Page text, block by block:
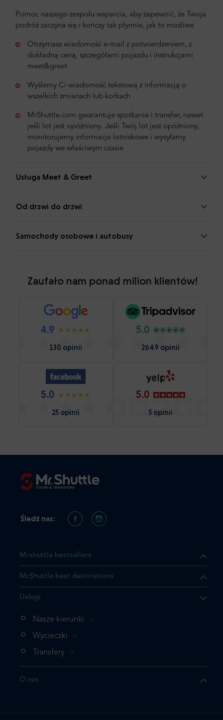
Pomoc naszego zespołu wsparcia, aby zapewnić, że Twoja
podróż zaczyna się i kończy tak płynnie, jak to możliwe
Otrzymasz wiadomość e-mail z potwierdzeniem, z
dokładną ceną, szczegółami pojazdu i instrukcjami
meet&greet
Wyślemy Ci wiadomość tekstową z informacją o
wszelkich zmianach lub korkach
MrShuttle.com gwarantuje spotkanie i transfer, nawet
jeśli lot jest opóźniony. Jeśli Twój lot jest opóźniony,
monitorujemy informacje lotniskowe i wysyłamy
pojazdy we właściwym czasie
Usługa Meet & Greet
Od drzwi do drzwi
Samochody osobowe i autobusy
Zaufało nam ponad milion klientów!
4.9
130 opinii
5.0
2649 opinii
5.0
25 opinii
5.0
5 opinii
którego szukasz jest już
nie chcesz dodawać go
Mrshuttle bestsellers
MrShuttle best destinations
Usługi
Nasze kierunki
Wycieczki
Transfery
O nas
Śledź nas: